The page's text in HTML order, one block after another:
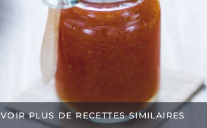
VOIR PLUS DE RECETTES SIMILAIRES